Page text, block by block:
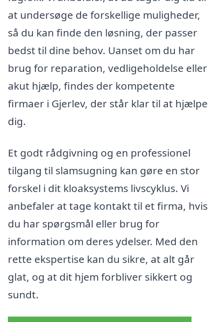
at undersøge de forskellige muligheder,
så du kan finde den løsning, der passer
bedst til dine behov. Uanset om du har
brug for reparation, vedligeholdelse eller
akut hjælp, findes der kompetente
firmaer i Gjerlev, der står klar til at hjælpe
dig.
Et godt rådgivning og en professionel
tilgang til slamsugning kan gøre en stor
forskel i dit kloaksystems livscyklus. Vi
anbefaler at tage kontakt til et firma, hvis
du har spørgsmål eller brug for
information om deres ydelser. Med den
rette ekspertise kan du sikre, at alt går
glat, og at dit hjem forbliver sikkert og
sundt.